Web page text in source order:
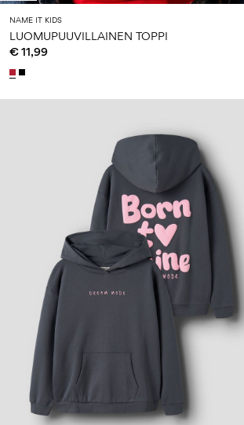
NAME IT KIDS
LUOMUPUUVILLAINEN TOPPI
€ 11,99